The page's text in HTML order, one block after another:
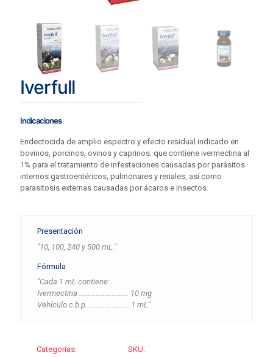
Iverfull
Indicaciones
Endectocida de amplio espectro y efecto residual indicado en
bovinos, porcinos, ovinos y caprinos; que contiene ivermectina al
1% para el tratamiento de infestaciones causadas por parásitos
internos gastroentéricos, pulmonares y renales, así como
parasitosis externas causadas por ácaros e insectos.
Presentación
"10, 100, 240 y 500 mL."
Fórmula
"Cada 1 mL contiene:
Ivermectina ……………………… 10 mg
Vehículo c.b.p. …………..…….. 1 mL"
Categorías:
SKU: